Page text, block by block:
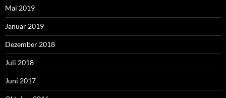
Mai 2019
Januar 2019
Dezember 2018
Juli 2018
Juni 2017